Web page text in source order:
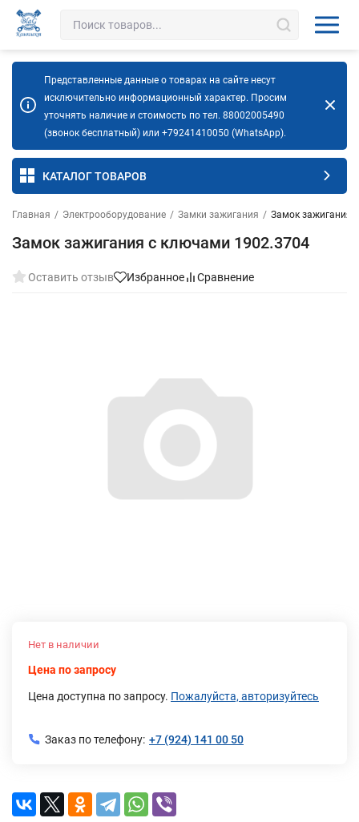
Представленные данные о товарах на сайте несут
исключительно информационный характер. Просим
уточнять наличие и стоимость по тел. 88002005490
(звонок бесплатный) или +79241410050 (WhatsApp).
КАТАЛОГ ТОВАРОВ
Главная / Электрооборудование / Замки зажигания / Замок зажигания
Замок зажигания с ключами 1902.3704
Оставить отзыв Избранное Сравнение
Нет в наличии
Цена по запросу
Цена доступна по запросу. Пожалуйста, авторизуйтесь
Заказ по телефону: +7 (924) 141 00 50